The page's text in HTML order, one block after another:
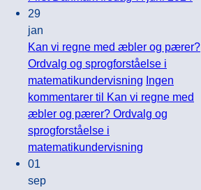
29
jan
Kan vi regne med æbler og pærer?
Ordvalg og sprogforståelse i
matematikundervisning Ingen
kommentarer til Kan vi regne med
æbler og pærer? Ordvalg og
sprogforståelse i
matematikundervisning
01
sep